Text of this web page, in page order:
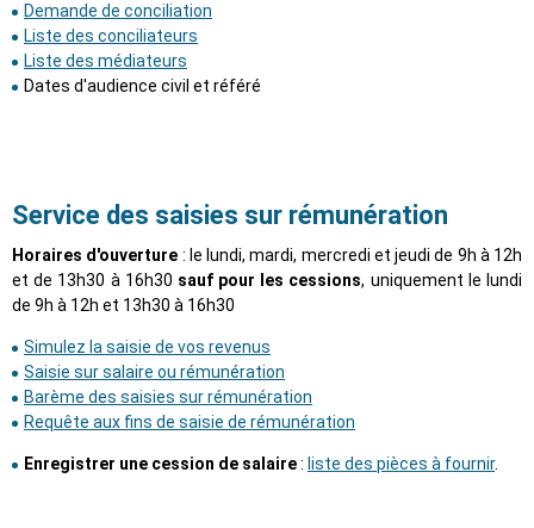
Demande de conciliation
Liste des conciliateurs
Liste des médiateurs
Dates d'audience civil et référé
Service des saisies sur rémunération
Horaires d'ouverture : le lundi, mardi, mercredi et jeudi de 9h à 12h
et de 13h30 à 16h30 sauf pour les cessions, uniquement le lundi
de 9h à 12h et 13h30 à 16h30
Simulez la saisie de vos revenus
Saisie sur salaire ou rémunération
Barème des saisies sur rémunération
Requête aux fins de saisie de rémunération
Enregistrer une cession de salaire: liste des pièces à fournir.